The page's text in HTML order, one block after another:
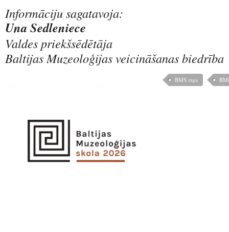
Informāciju sagatavoja:
Una Sedleniece
Valdes priekšsēdētāja
Baltijas Muzeoloģijas veicināšanas biedrība
BMS ziņa